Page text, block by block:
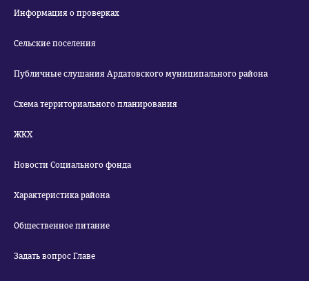
Информация о проверках
Сельские поселения
Публичные слушания Ардатовского муниципального района
Схема территориального планирования
ЖКХ
Новости Социального фонда
Характеристика района
Общественное питание
Задать вопрос Главе